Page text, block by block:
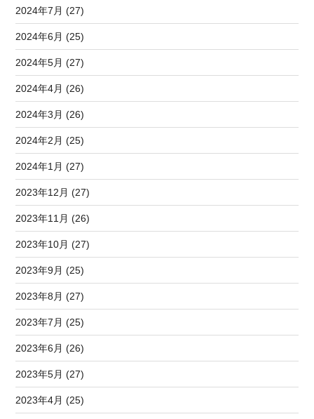
2024年7月 (27)
2024年6月 (25)
2024年5月 (27)
2024年4月 (26)
2024年3月 (26)
2024年2月 (25)
2024年1月 (27)
2023年12月 (27)
2023年11月 (26)
2023年10月 (27)
2023年9月 (25)
2023年8月 (27)
2023年7月 (25)
2023年6月 (26)
2023年5月 (27)
2023年4月 (25)